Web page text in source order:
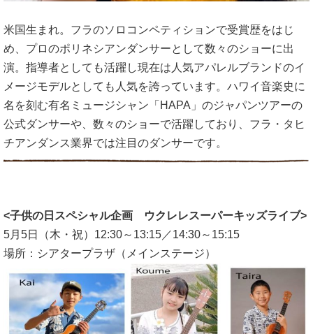
米国生まれ。フラのソロコンペティションで受賞歴をはじ
め、プロのポリネシアンダンサーとして数々のショーに出
演。指導者としても活躍し現在は人気アパレルブランドのイ
メージモデルとしても人気を誇っています。ハワイ音楽史に
名を刻む有名ミュージシャン「HAPA」のジャパンツアーの
公式ダンサーや、数々のショーで活躍しており、フラ・タヒ
チアンダンス業界では注目のダンサーです。
<子供の日スペシャル企画 ウクレレスーパーキッズライブ>
5月5日（木・祝）12:30～13:15／14:30～15:15
場所：シアタープラザ（メインステージ）